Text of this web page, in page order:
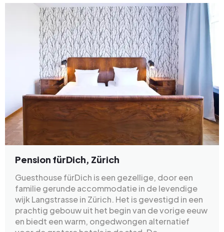
Pension fürDich, Zürich
Guesthouse fürDich is een gezellige, door een
familie gerunde accommodatie in de levendige
wijk Langstrasse in Zürich. Het is gevestigd in een
prachtig gebouw uit het begin van de vorige eeuw
en biedt een warm, ongedwongen alternatief